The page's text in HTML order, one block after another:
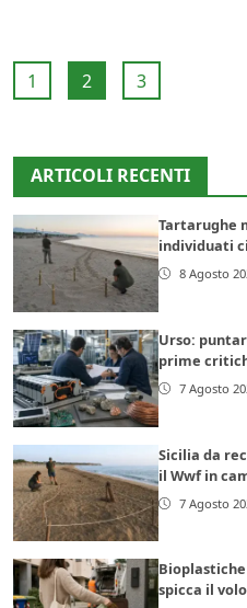
1 2 3
ARTICOLI RECENTI
Tartarughe
individuati
8 Agosto
Urso:
prime
7 Agosto
Sicilia da
il Wwf in
7 Agosto
spicca il volo